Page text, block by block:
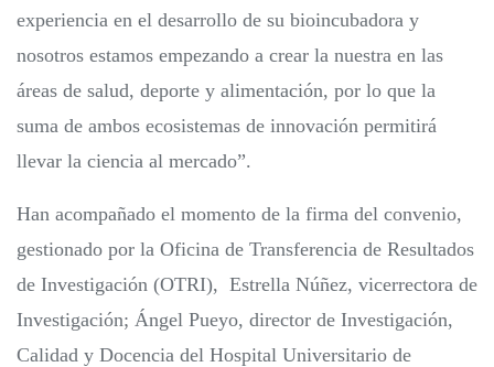
experiencia en el desarrollo de su bioincubadora y
nosotros estamos empezando a crear la nuestra en las
áreas de salud, deporte y alimentación, por lo que la
suma de ambos ecosistemas de innovación permitirá
llevar la ciencia al mercado”.
Han acompañado el momento de la firma del convenio,
gestionado por la Oficina de Transferencia de Resultados
de Investigación (OTRI), Estrella Núñez, vicerrectora de
Investigación; Ángel Pueyo, director de Investigación,
Calidad y Docencia del Hospital Universitario de